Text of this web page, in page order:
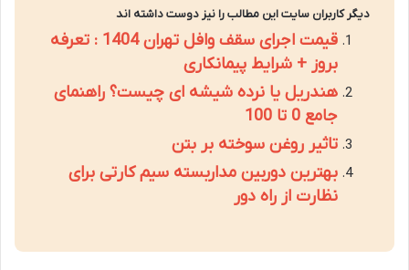
دیگر کاربران سایت این مطالب را نیز دوست داشته اند
قیمت اجرای سقف وافل تهران 1404 : تعرفه
بروز + شرایط پیمانکاری
هندریل یا نرده شیشه ای چیست؟ راهنمای
جامع 0 تا 100
تاثیر روغن سوخته بر بتن
بهترین دوربین مداربسته سیم کارتی برای
نظارت از راه دور